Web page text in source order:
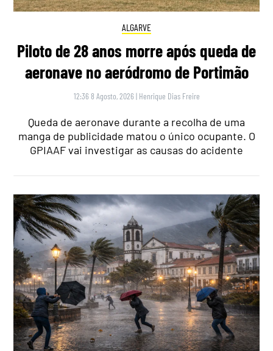
ALGARVE
Piloto de 28 anos morre após queda de
aeronave no aeródromo de Portimão
12:36 8 Agosto, 2026 | Henrique Dias Freire
Queda de aeronave durante a recolha de uma
manga de publicidade matou o único ocupante. O
GPIAAF vai investigar as causas do acidente